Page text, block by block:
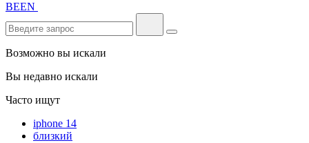
BEEN
Возможно вы искали
Вы недавно искали
Часто ищут
iphone 14
близкий